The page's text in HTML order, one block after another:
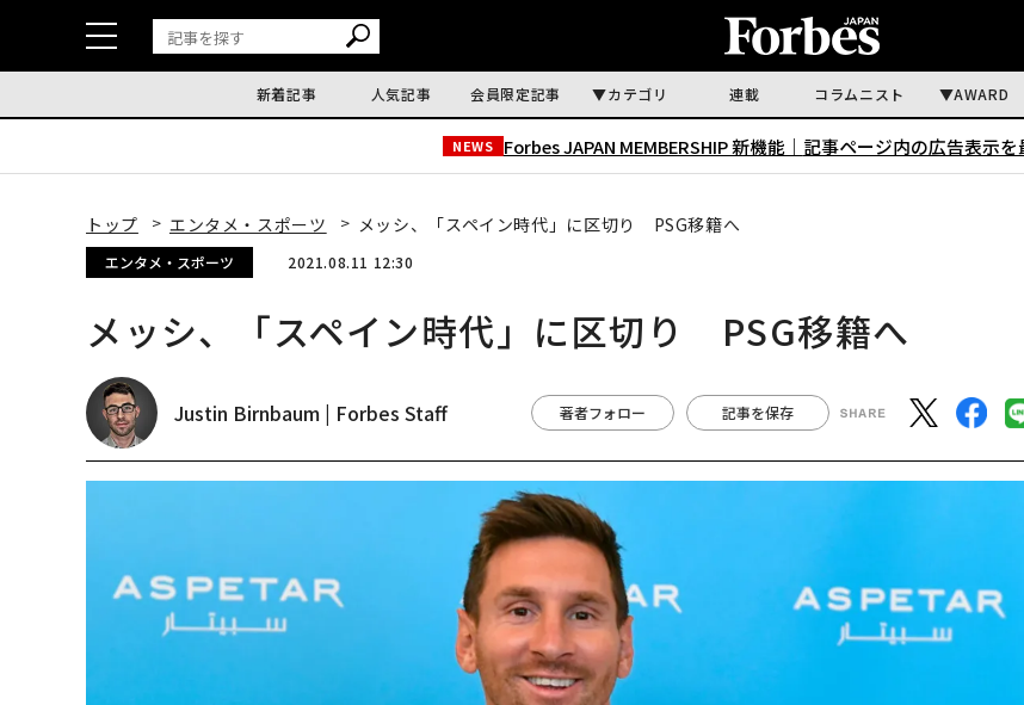
新着記事 人気記事 会員限定記事 カテゴリ 連載 コラムニスト AWARD
NEWS Forbes JAPAN MEMBERSHIP 新機能｜ 記事ページ内の広告表示
トップ エンタメ・スポーツ メッシ、「スペイン時代」に区切り PSG移籍へ
エンタメ・スポーツ 2021.08.11 12:30
メッシ、「スペイン時代」に区切り PSG移籍へ
Justin Birnbaum | Forbes Staff 著者フォロー 記事を保存